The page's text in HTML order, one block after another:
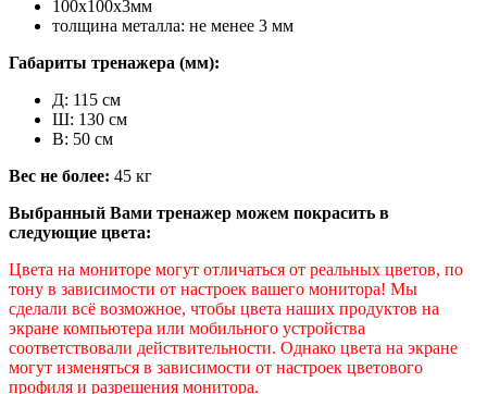
100х100х3мм
толщина металла: не менее 3 мм
Габариты тренажера (мм):
Д: 115 см
Ш: 130 см
В: 50 см
Вес не более: 45 кг
Выбранный Вами тренажер можем покрасить в
следующие цвета:
Цвета на мониторе могут отличаться от реальных цветов, по
тону в зависимости от настроек вашего монитора! Мы
сделали всё возможное, чтобы цвета наших продуктов на
экране компьютера или мобильного устройства
соответствовали действительности. Однако цвета на экране
могут изменяться в зависимости от настроек цветового
профиля и разрешения монитора.